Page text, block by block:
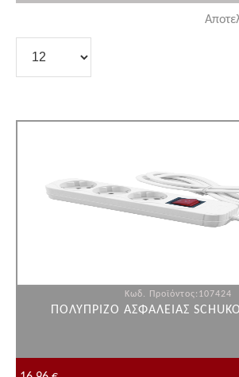
Κωδ. Προϊόντος:107424
ΠΟΛΥΠΡΙΖΟ ΑΣΦΑΛΕΙΑΣ